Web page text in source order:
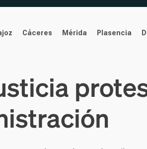
Cáceres Mérida Plasencia